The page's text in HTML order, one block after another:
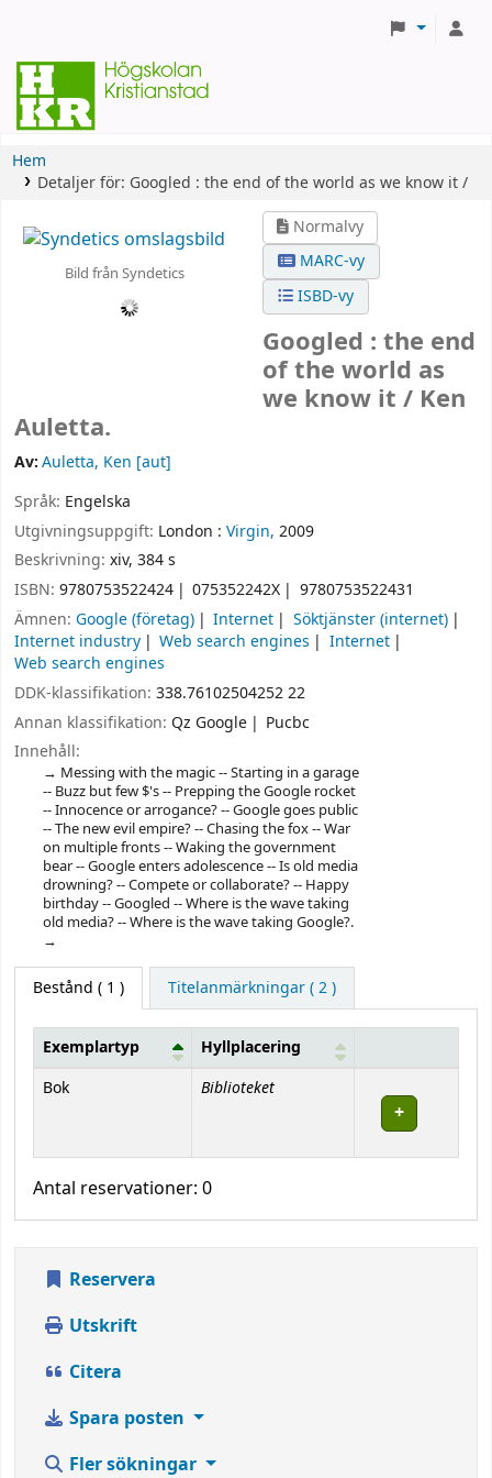
Hem
Detaljer för: Googled : the end of the world as we know it /
Bild från Syndetics
Normalvy
MARC-vy
ISBD-vy
Googled : the end
of the world as
we know it / Ken
Auletta.
Av:Auletta, Ken [aut]
Språk: Engelska
Utgivningsuppgift: London : Virgin, 2009
Beskrivning: xiv, 384 s
ISBN: 9780753522424 075352242X
9780753522431
Ämnen: Google (företag) Internet
Söktjänster (internet)
Internet industry
Web search engines
Internet
Web search engines
DDK-klassifikation: 338.76102504252 22
Annan klassifikation: Qz Google
Pucbc
Innehåll:
Messing with the magic -- Starting in a garage
-- Buzz but few $'s -- Prepping the Google rocket
-- Innocence or arrogance? -- Google goes public
-- The new evil empire? -- Chasing the fox -- War
on multiple fronts -- Waking the government
bear -- Google enters adolescence -- Is old media
drowning? -- Compete or collaborate? -- Happy
birthday -- Googled -- Where is the wave taking
old media? -- Where is the wave taking Google?.
Bestånd ( 1 ) Titelanmärkningar ( 2 )
Bestånd
Exemplartyp
Hyllplacering
Bok
Biblioteket
Antal reservationer: 0
Reservera
Utskrift
Citera
Spara posten
Fler sökningar